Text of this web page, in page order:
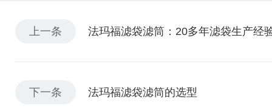
上一条 法玛福滤袋滤筒：20多年滤袋生产经
下一条 法玛福滤袋滤筒的选型